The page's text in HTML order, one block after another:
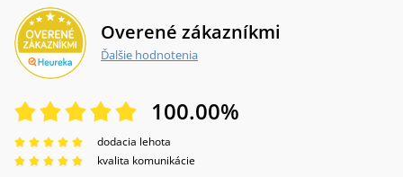
Overené zákazníkmi
Ďalšie hodnotenia
100.00%
dodacia lehota
kvalita komunikácie